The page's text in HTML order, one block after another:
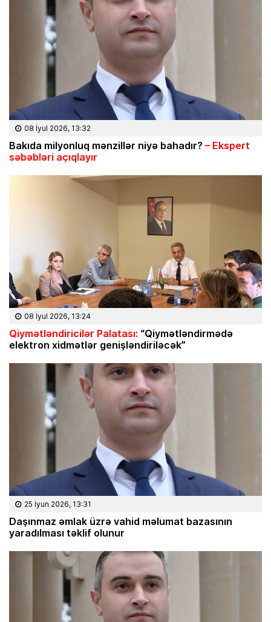
08 İyul 2026, 13:32
Bakıda milyonluq mənzillər niyə bahadır? – Ekspert
səbəbləri açıqlayır
08 İyul 2026, 13:24
Qiymətləndiricilər Palatası: “Qiymətləndirmədə
elektron xidmətlər genişləndiriləcək”
25 İyun 2026, 13:31
Daşınmaz əmlak üzrə vahid məlumat bazasının
yaradılması təklif olunur